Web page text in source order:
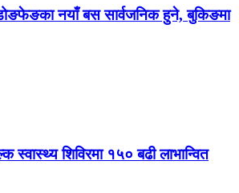
डोङफेङका नयाँ बस सार्वजनिक हुने, बुकिङमा
स्वास्थ्य शिविरमा १५० बढी लाभान्वित